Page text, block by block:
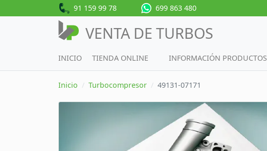
91 159 99 78 699 863 480
VENTA DE TURBOS
INICIO TIENDA ONLINE INFORMACIÓN PRODUCTOS
Inicio Turbocompresor 49131-07171